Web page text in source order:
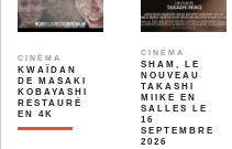
CINÉMA
KWAÏDAN
DE MASAKI
KOBAYASHI
RESTAURÉ
EN 4K
CINÉMA
SHAM, LE
NOUVEAU
TAKASHI
MIIKE EN
SALLES LE
16
SEPTEMBRE
2026